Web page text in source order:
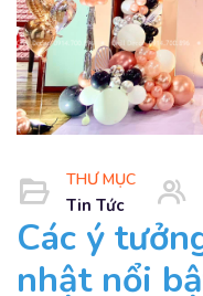
THƯ MỤC
Tin Tức
Các ý
nhật nổi